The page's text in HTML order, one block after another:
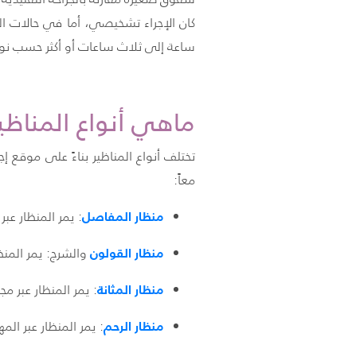
كان الإجراء تشخيصي، أما في حالات
ساعة إلى ثلاث ساعات أو أكثر حسب
ماهي أنواع
تختلف أنواع المناظير بناءً على
معاً:
منظار المفاصل: يمر المنظار
منظار القولون والشرج: يمر
منظار المثانة: يمر المنظار عبر
منظار الرحم: يمر المنظار عبر